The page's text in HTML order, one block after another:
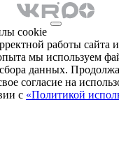
cookie
работы сайта
мы используем
данных.
согласие на
с «Политикой